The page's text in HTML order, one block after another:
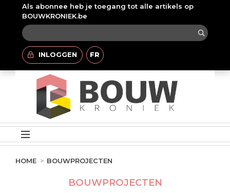
Als abonnee heb je toegang tot alle artikels op
BOUWKRONIEK.be
INLOGGEN FR
HOME BOUWPROJECTEN
BOUWPROJECTEN